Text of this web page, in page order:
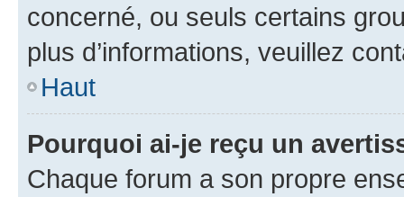
concerné, ou seuls certains
plus d’informations, veuillez
Haut
Pourquoi ai-je reçu un
Chaque forum a son propre